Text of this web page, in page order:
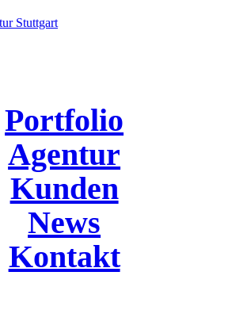
Portfolio
Agentur
Kunden
News
Kontakt